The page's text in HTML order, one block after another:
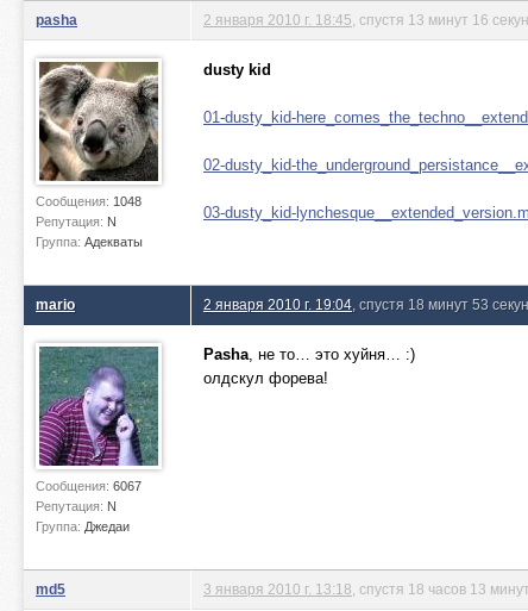
pasha
Сообщения: 1048
Репутация: N
Группа: Адекваты
2 января 2010 г. 18:45 , спустя 13 минут 16
dusty kid
01-dusty_kid-
02-dusty_kid-
03-dusty_kid-
mario
Сообщения: 6067
Репутация: N
Группа: Джедаи
2 января 2010 г. 19:04 , спустя 18 минут 53
Pasha, не то… это хуйня… :)
олдскул форева!
md5 3 января 2010 г. 13:18 , спустя 18 часов 13